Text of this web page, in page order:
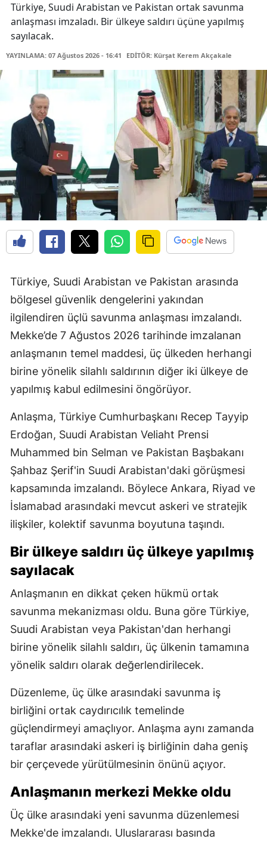
Türkiye, Suudi Arabistan ve Pakistan ortak savunma
anlaşması imzaladı. Bir ülkeye saldırı üçüne yapılmış
sayılacak.
YAYINLAMA: 07 Ağustos 2026 - 16:41 EDİTÖR: Kürşat Kerem Akçakale
Türkiye, Suudi Arabistan ve Pakistan arasında
bölgesel güvenlik dengelerini yakından
ilgilendiren üçlü savunma anlaşması imzalandı.
Mekke’de 7 Ağustos 2026 tarihinde imzalanan
anlaşmanın temel maddesi, üç ülkeden herhangi
birine yönelik silahlı saldırının diğer iki ülkeye de
yapılmış kabul edilmesini öngörüyor.
Anlaşma, Türkiye Cumhurbaşkanı Recep Tayyip
Erdoğan, Suudi Arabistan Veliaht Prensi
Muhammed bin Selman ve Pakistan Başbakanı
Şahbaz Şerif'in Suudi Arabistan'daki görüşmesi
kapsamında imzalandı. Böylece Ankara, Riyad ve
İslamabad arasındaki mevcut askeri ve stratejik
ilişkiler, kolektif savunma boyutuna taşındı.
Bir ülkeye saldırı üç ülkeye yapılmış
sayılacak
Anlaşmanın en dikkat çeken hükmü ortak
savunma mekanizması oldu. Buna göre Türkiye,
Suudi Arabistan veya Pakistan'dan herhangi
birine yönelik silahlı saldırı, üç ülkenin tamamına
yönelik saldırı olarak değerlendirilecek.
Düzenleme, üç ülke arasındaki savunma iş
birliğini ortak caydırıcılık temelinde
güçlendirmeyi amaçlıyor. Anlaşma aynı zamanda
taraflar arasındaki askeri iş birliğinin daha geniş
bir çerçevede yürütülmesinin önünü açıyor.
Anlaşmanın merkezi Mekke oldu
Üç ülke arasındaki yeni savunma düzenlemesi
Mekke'de imzalandı. Uluslararası basında